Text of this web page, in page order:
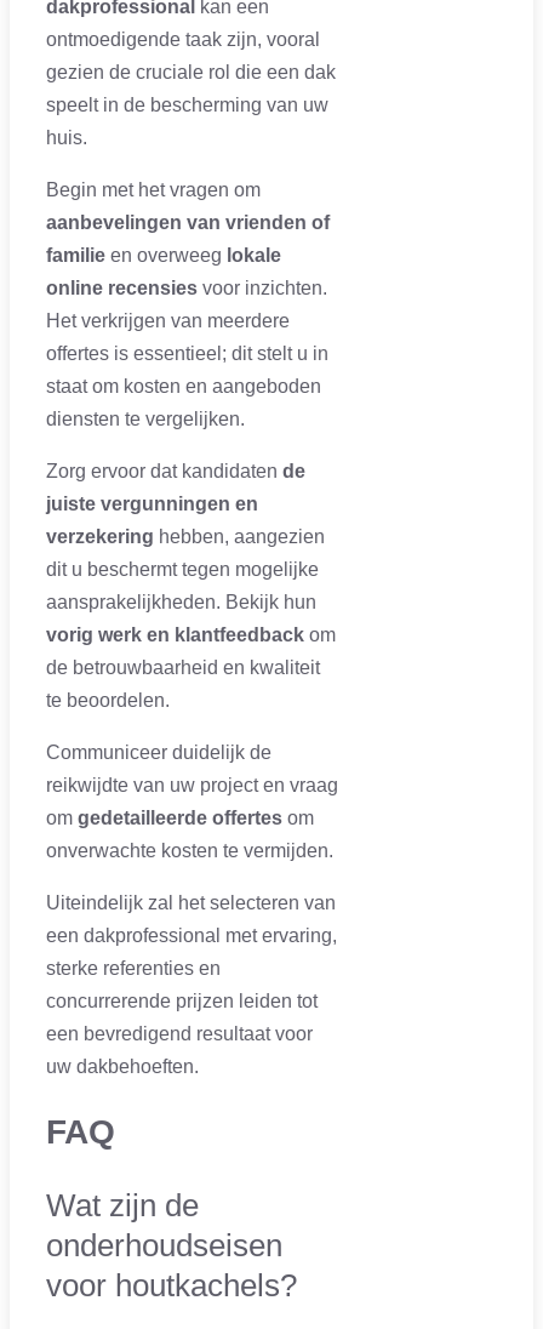
dakprofessional kan een
ontmoedigende taak zijn, vooral
gezien de cruciale rol die een dak
speelt in de bescherming van uw
huis.
Begin met het vragen om
aanbevelingen van vrienden of
familie en overweeg lokale
online recensies voor inzichten.
Het verkrijgen van meerdere
offertes is essentieel; dit stelt u in
staat om kosten en aangeboden
diensten te vergelijken.
Zorg ervoor dat kandidaten de
juiste vergunningen en
verzekering hebben, aangezien
dit u beschermt tegen mogelijke
aansprakelijkheden. Bekijk hun
vorig werk en klantfeedback om
de betrouwbaarheid en kwaliteit
te beoordelen.
Communiceer duidelijk de
reikwijdte van uw project en vraag
om gedetailleerde offertes om
onverwachte kosten te vermijden.
Uiteindelijk zal het selecteren van
een dakprofessional met ervaring,
sterke referenties en
concurrerende prijzen leiden tot
een bevredigend resultaat voor
uw dakbehoeften.
FAQ
Wat zijn de
onderhoudseisen
voor houtkachels?